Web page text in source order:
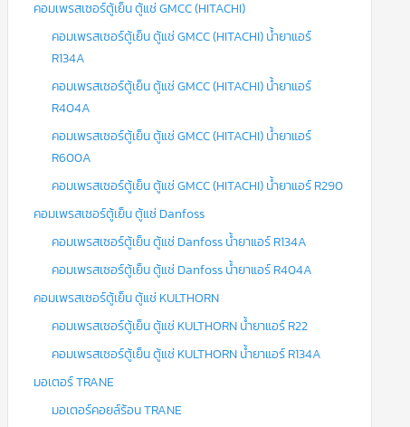
คอมเพรสเซอร์ตู้เย็น ตู้แช่ GMCC (HITACHI)
คอมเพรสเซอร์ตู้เย็น ตู้แช่ GMCC (HITACHI) น้ำยาแอร์
R134A
คอมเพรสเซอร์ตู้เย็น ตู้แช่ GMCC (HITACHI) น้ำยาแอร์
R404A
คอมเพรสเซอร์ตู้เย็น ตู้แช่ GMCC (HITACHI) น้ำยาแอร์
R600A
คอมเพรสเซอร์ตู้เย็น ตู้แช่ GMCC (HITACHI) น้ำยาแอร์ R290
คอมเพรสเซอร์ตู้เย็น ตู้แช่ Danfoss
คอมเพรสเซอร์ตู้เย็น ตู้แช่ Danfoss น้ำยาแอร์ R134A
คอมเพรสเซอร์ตู้เย็น ตู้แช่ Danfoss น้ำยาแอร์ R404A
คอมเพรสเซอร์ตู้เย็น ตู้แช่ KULTHORN
คอมเพรสเซอร์ตู้เย็น ตู้แช่ KULTHORN น้ำยาแอร์ R22
คอมเพรสเซอร์ตู้เย็น ตู้แช่ KULTHORN น้ำยาแอร์ R134A
มอเตอร์ TRANE
มอเตอร์คอยล์ร้อน TRANE